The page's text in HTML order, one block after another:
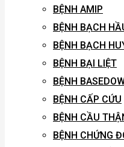
BỆNH AMIP
BỆNH BẠCH
BỆNH BẠCH
BỆNH BẠI LIỆT
BỆNH
BỆNH CẤP CỨU
BỆNH CẦU
BỆNH CHỨNG